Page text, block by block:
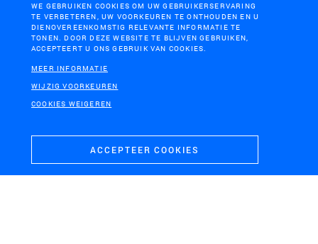
OOST-VLAANDEREN
WE GEBRUIKEN COOKIES OM UW GEBRUIKERSERVARING
TE VERBETEREN, UW VOORKEUREN TE ONTHOUDEN EN U
DIENOVEREENKOMSTIG RELEVANTE INFORMATIE TE
TONEN. DOOR DEZE WEBSITE TE BLIJVEN GEBRUIKEN,
ACCEPTEERT U ONS GEBRUIK VAN COOKIES.
MEER INFORMATIE
WIJZIG VOORKEUREN
COOKIES WEIGEREN
ACCEPTEER COOKIES